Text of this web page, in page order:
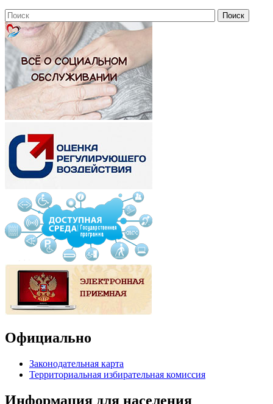
Официально
Законодательная карта
Территориальная избирательная комиссия
Информация для населения